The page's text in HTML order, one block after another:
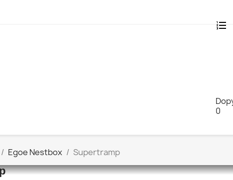
0
Egoe Nestbox Supertramp